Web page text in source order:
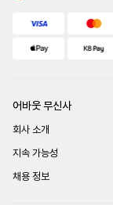
어바웃 무신사
회사 소개
지속 가능성
채용 정보